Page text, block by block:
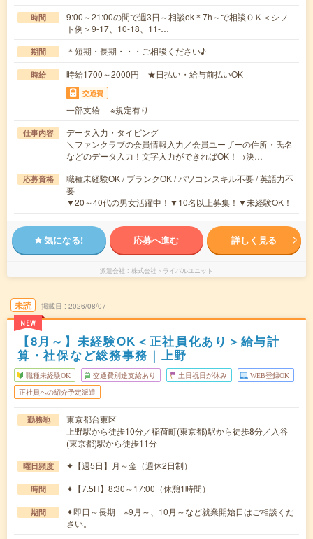
時間
9:00～21:00の間で週3日～相談ok＊7h～で相談ＯＫ＜シフ
ト例＞9-17、10-18、11-…
期間 ＊短期・長期・・・ご相談ください♪
時給 時給1700～2000円 ★日払い・給与前払いOK
交通費
一部支給 ※規定有り
仕事内容
データ入力・タイピング
＼ファンクラブの会員情報入力／会員ユーザーの住所・氏名
などのデータ入力！文字入力ができればOK！→決…
応募資格
職種未経験OK / ブランクOK / パソコンスキル不要 / 英語力不
要
▼20～40代の男女活躍中！▼10名以上募集！▼未経験OK！
気になる! 応募へ進む 詳しく見る
派遣会社 株式会社トライバルユニット
未読
NEW
掲載日 2026/08/07
【8月～】未経験OK＜正社員化あり＞給与計
算・社保など総務事務｜上野
職種未経験OK 交通費別途支給あり 土日祝日が休み WEB登録OK
正社員への紹介予定派遣
勤務地
東京都台東区
上野駅から徒歩10分／稲荷町(東京都)駅から徒歩8分／入谷
(東京都)駅から徒歩11分
曜日頻度 ✦【週5日】月～金（週休2日制）
時間 ✦【7.5H】8:30～17:00（休憩1時間）
期間
✦即日～長期 ※9月～、10月～など就業開始日はご相談くだ
さい。